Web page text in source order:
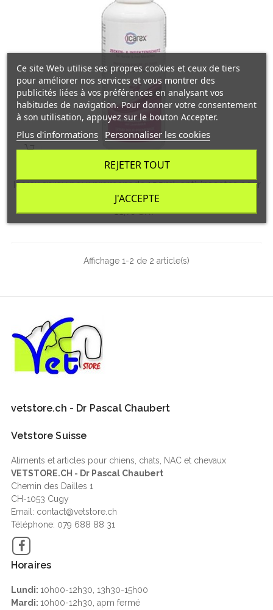
Icarex spray pour promenade 100ml, anti-insectes pour
chiens, chevaux et humains
Prix
11,90 CHF
Affichage 1-2 de 2 article(s)
vetstore.ch - Dr Pascal Chaubert
Vetstore Suisse
Aliments et articles pour chiens, chats, NAC et chevaux
VETSTORE.CH - Dr Pascal Chaubert
Chemin des Dailles 1
CH-1053 Cugy
Email: contact@vetstore.ch
Téléphone: 079 688 88 31
Horaires
Lundi: 10h00-12h30, 13h30-15h00
Mardi: 10h00-12h30, apm fermé
Ce site Web utilise ses propres cookies et ceux de tiers
pour améliorer nos services et vous montrer des
publicités liées à vos préférences en analysant vos
habitudes de navigation. Pour donner votre consentement
à son utilisation, appuyez sur le bouton Accepter.
Plus d'informations Personnaliser les cookies
REJETER TOUT
J'ACCEPTE